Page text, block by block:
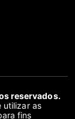
reservados.
utilizar as
fins